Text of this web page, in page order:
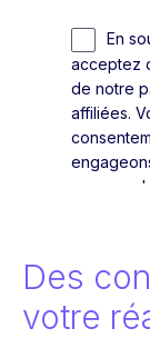
Des
votre